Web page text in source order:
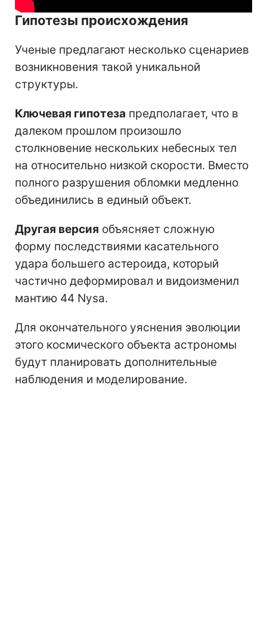
Гипотезы происхождения
Ученые предлагают несколько сценариев
возникновения такой уникальной
структуры.
Ключевая гипотеза предполагает, что в
далеком прошлом произошло
столкновение нескольких небесных тел
на относительно низкой скорости. Вместо
полного разрушения обломки медленно
объединились в единый объект.
Другая версия объясняет сложную
форму последствиями касательного
удара большего астероида, который
частично деформировал и видоизменил
мантию 44 Nysa.
Для окончательного уяснения эволюции
этого космического объекта астрономы
будут планировать дополнительные
наблюдения и моделирование.